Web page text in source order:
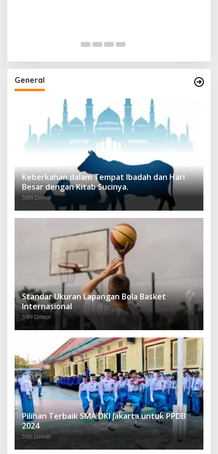
General
Keberkahan dalam Tempat Ibadah dan Hari
Besar dengan Kitab Sucinya.
5393 Dilihat
Standar Ukuran Lapangan Bola Basket
Internasional
5189 Dilihat
Pilihan Terbaik SMA DKI Jakarta untuk PPDB
2024
5110 Dilihat